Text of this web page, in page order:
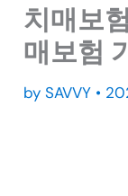
치매보
매보험
by SAVVY •